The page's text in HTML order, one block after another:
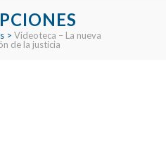
> Videoteca – La nueva
de la justicia